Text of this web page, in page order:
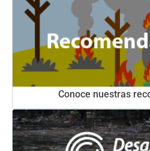
Conoce nuestras